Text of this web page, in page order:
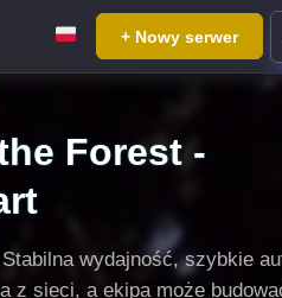
+ Nowy serwer
Forest -
wydajność, szybkie
z sieci, a ekipa może